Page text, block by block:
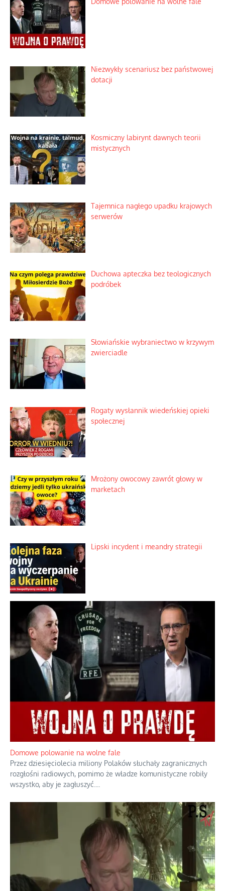
Niezwykły scenariusz bez państwowej
dotacji
Kosmiczny labirynt dawnych teorii
mistycznych
Tajemnica nagłego upadku krajowych
serwerów
Duchowa apteczka bez teologicznych
podróbek
Słowiańskie wybraniectwo w krzywym
zwierciadle
Rogaty wysłannik wiedeńskiej opieki
społecznej
Mrożony owocowy zawrót głowy w
marketach
Lipski incydent i meandry strategii
Domowe polowanie na wolne fale
Przez dziesięciolecia miliony Polaków słuchały zagranicznych
rozgłośni radiowych, pomimo że władze komunistyczne robiły
wszystko, aby je zagłuszyć.